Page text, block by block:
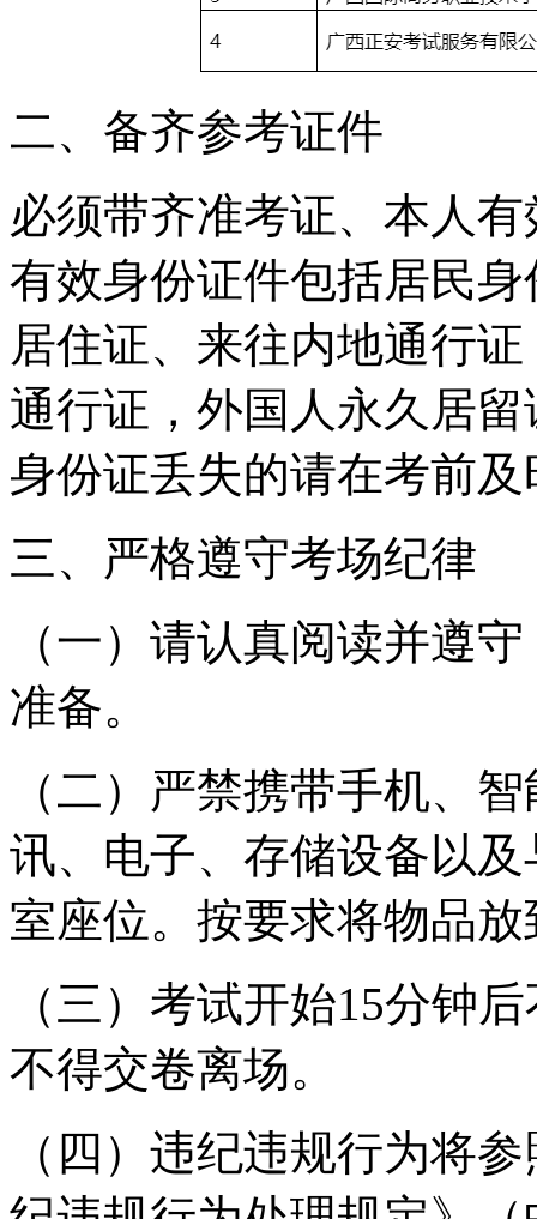
二、备齐参考证件
必须带齐准考证、本人
有效身份证件包括居民
居住证、来往内地通行
通行证，外国人永久居
身份证丢失的请在考前
三、严格遵守考场纪律
（一）请认真阅读并遵
准备。
（二）严禁携带手机、
讯、电子、存储设备以
室座位。按要求将物品
（三）考试开始15分钟
不得交卷离场。
（四）违纪违规行为将